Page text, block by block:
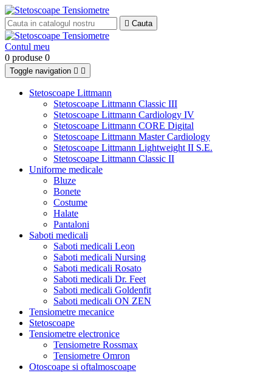
 Cauta
Contul meu
0 produse 0
Toggle navigation  
Stetoscoape Littmann
Stetoscoape Littmann Classic III
Stetoscoape Littmann Cardiology IV
Stetoscoape Littmann CORE Digital
Stetoscoape Littmann Master Cardiology
Stetoscoape Littmann Lightweight II S.E.
Stetoscoape Littmann Classic II
Uniforme medicale
Bluze
Bonete
Costume
Halate
Pantaloni
Saboti medicali
Saboti medicali Leon
Saboti medicali Nursing
Saboti medicali Rosato
Saboti medicali Dr. Feet
Saboti medicali Goldenfit
Saboti medicali ON ZEN
Tensiometre mecanice
Stetoscoape
Tensiometre electronice
Tensiometre Rossmax
Tensiometre Omron
Otoscoape si oftalmoscoape